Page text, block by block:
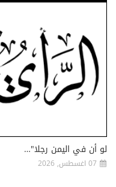
لو أن في اليمن رجلا"…
07 اغسطس, 2026